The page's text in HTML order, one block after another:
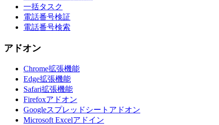
一括タスク
電話番号検証
電話番号検索
アドオン
Chrome拡張機能
Edge拡張機能
Safari拡張機能
Firefoxアドオン
Googleスプレッドシートアドオン
Microsoft Excelアドイン